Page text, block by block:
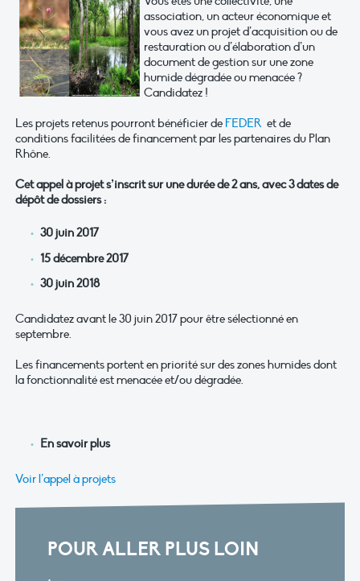
association, un acteur économique et
vous avez un projet d’acquisition ou de
restauration ou d’élaboration d’un
document de gestion sur une zone
humide dégradée ou menacée ?
Candidatez !
Les projets retenus pourront bénéficier de FEDER et de
conditions facilitées de financement par les partenaires du Plan
Rhône.
Cet appel à projet s’inscrit sur une durée de 2 ans, avec 3 dates de
dépôt de dossiers :
30 juin 2017
15 décembre 2017
30 juin 2018
Candidatez avant le 30 juin 2017 pour être sélectionné en
septembre.
Les financements portent en priorité sur des zones humides dont
la fonctionnalité est menacée et/ou dégradée.
En savoir plus
Voir l’appel à projets
POUR ALLER PLUS LOIN